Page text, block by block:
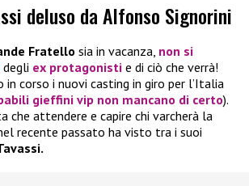
deluso da Alfonso Signorini
Fratello sia in vacanza, non si
degli ex protagonisti e di ciò che verrà!
corso i nuovi casting in giro per l’Italia
gieffini vip non mancano di certo).
che attendere e capire chi varcherà la
recente passato ha visto tra i suoi